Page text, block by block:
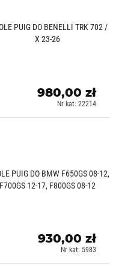
PUIG DO BENELLI TRK 702 /
X 23-26
980,00 zł
Nr kat: 22214
PUIG DO BMW F650GS 08-12,
F700GS 12-17, F800GS 08-12
930,00 zł
Nr kat: 5983